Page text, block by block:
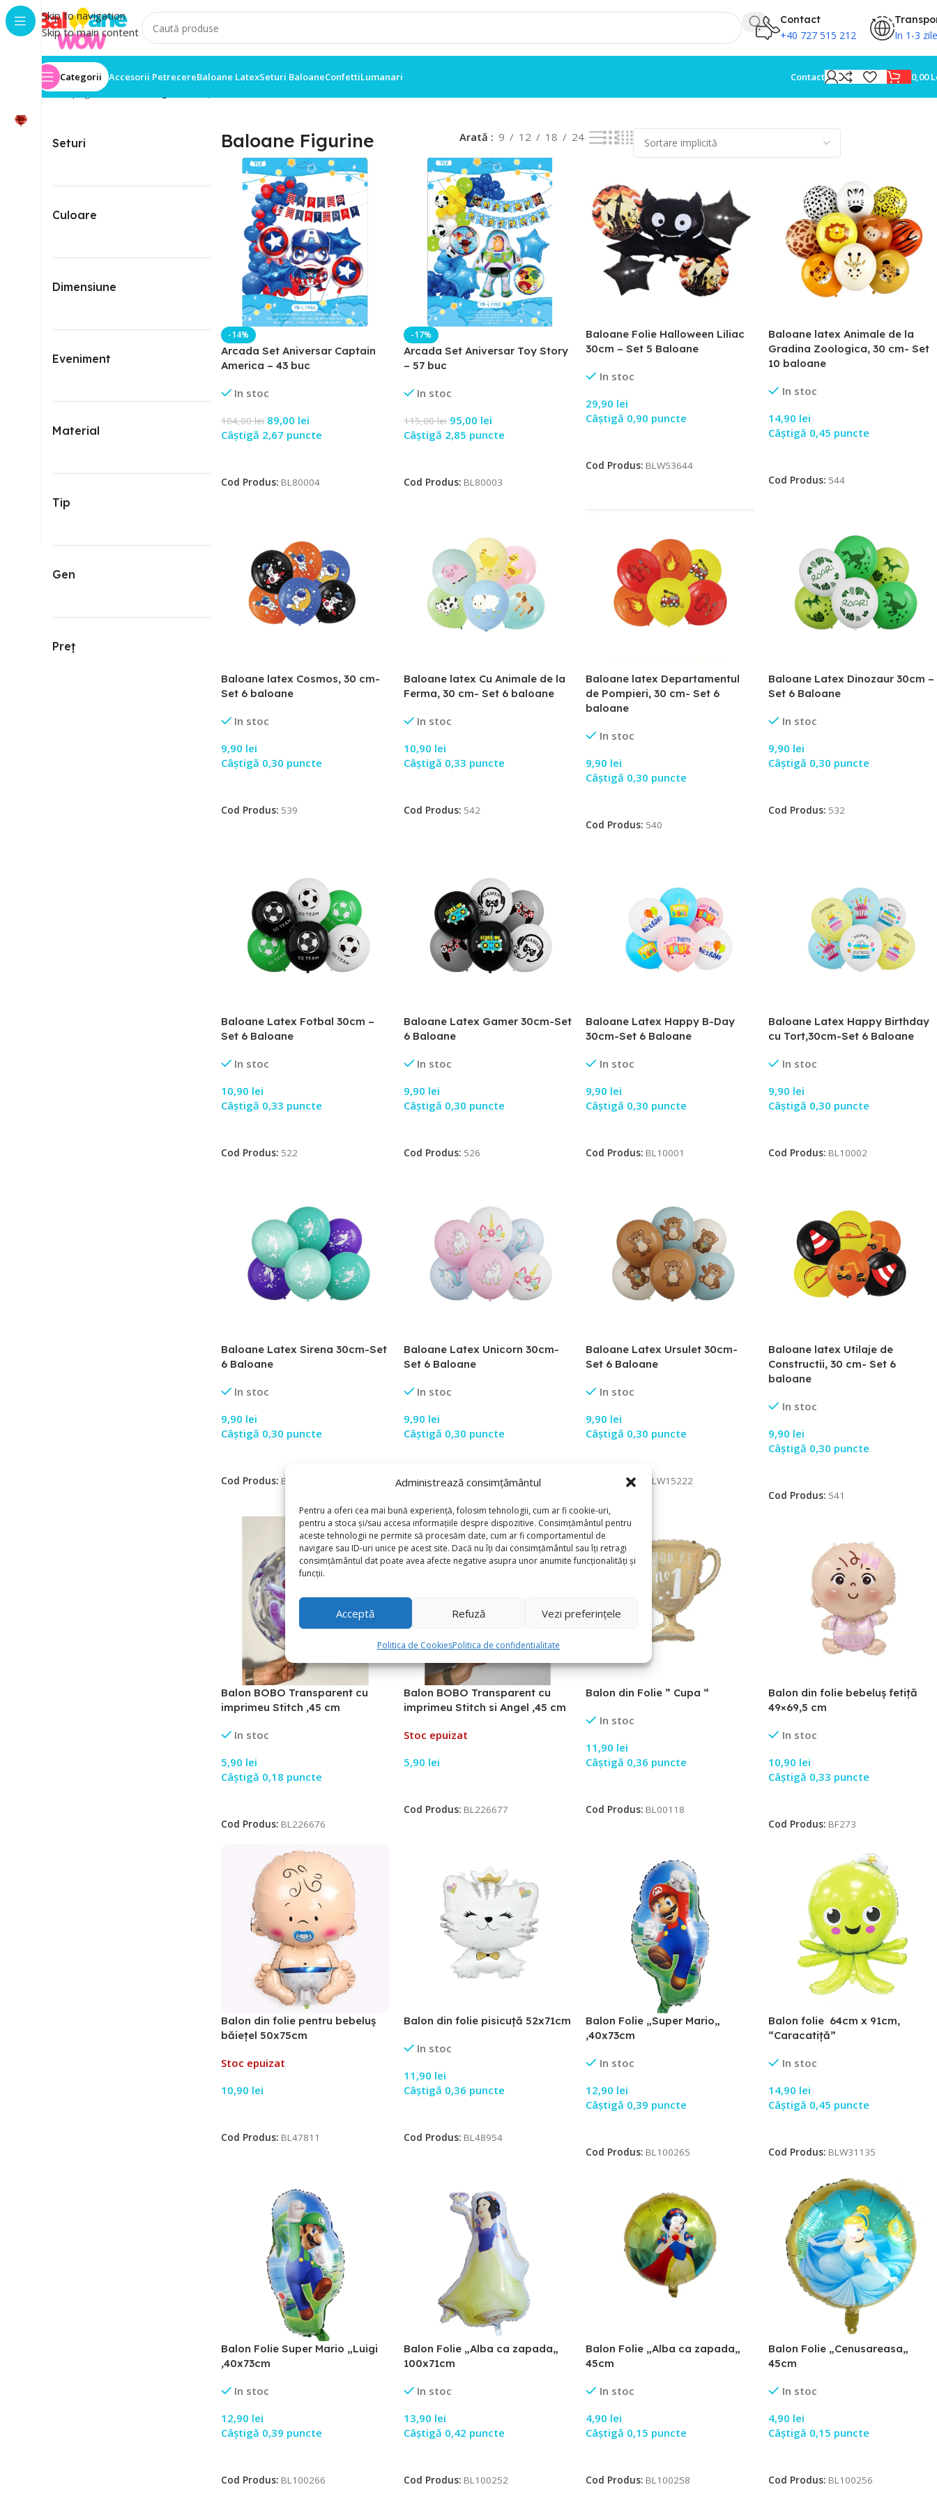
Administrează consimțământul
Pentru a oferi cea mai bună experiență, folosim tehnologii, cum ar fi cookie-uri,
pentru a stoca și/sau accesa informațiile despre dispozitive. Consimțământul pentru
aceste tehnologii ne permite să procesăm date, cum ar fi comportamentul de
navigare sau ID-uri unice pe acest site. Dacă nu îți dai consimțământul sau îți retragi
consimțământul dat poate avea afecte negative asupra unor anumite funcționalități și
funcții.
Acceptă Refuză Vezi preferințele
Politica de CookiesPolitica de confidentialitate
Skip to navigation
Skip to main content
Contact
+40 727 515 212 In 1-3 zile
Categorii Accesorii PetrecereBaloane LatexSeturi BaloaneConfettiLumanari Contact 0,00
Prima pagină/
Seturi
Culoare
Dimensiune
Eveniment
Material
Tip
Gen
Preț
Baloane Figurine Arată 9 12 18 24
-14%
Arcada Set Aniversar Captain
America – 43 buc
In stoc
104,00lei 89,00 lei
Câștigă 2,67 puncte
Cod Produs: BL80004
-17%
Arcada Set Aniversar Toy Story
– 57 buc
In stoc
115,00lei 95,00 lei
Câștigă 2,85 puncte
Cod Produs: BL80003
Baloane Folie Halloween Liliac
30cm – Set 5 Baloane
In stoc
29,90 lei
Câștigă 0,90 puncte
Cod Produs: BLW53644
Baloane latex Animale de la
Gradina Zoologica, 30 cm- Set
10 baloane
In stoc
14,90 lei
Câștigă 0,45 puncte
Cod Produs: 544
Baloane latex Cosmos, 30 cm-
Set 6 baloane
In stoc
9,90 lei
Câștigă 0,30 puncte
Cod Produs: 539
Baloane latex Cu Animale de la
Ferma, 30 cm- Set 6 baloane
In stoc
10,90 lei
Câștigă 0,33 puncte
Cod Produs: 542
Baloane latex Departamentul
de Pompieri, 30 cm- Set 6
baloane
In stoc
9,90 lei
Câștigă 0,30 puncte
Cod Produs: 540
Baloane Latex Dinozaur 30cm –
Set 6 Baloane
In stoc
9,90 lei
Câștigă 0,30 puncte
Cod Produs: 532
Baloane Latex Fotbal 30cm –
Set 6 Baloane
In stoc
10,90 lei
Câștigă 0,33 puncte
Cod Produs: 522
Baloane Latex Gamer 30cm-Set
6 Baloane
In stoc
9,90 lei
Câștigă 0,30 puncte
Cod Produs: 526
Baloane Latex Happy B-Day
30cm-Set 6 Baloane
In stoc
9,90 lei
Câștigă 0,30 puncte
Cod Produs: BL10001
Baloane Latex Happy Birthday
cu Tort,30cm-Set 6 Baloane
In stoc
9,90 lei
Câștigă 0,30 puncte
Cod Produs: BL10002
Baloane Latex Sirena 30cm-Set
6 Baloane
In stoc
9,90 lei
Câștigă 0,30 puncte
Cod Produs: BL54369
Baloane Latex Unicorn 30cm-
Set 6 Baloane
In stoc
9,90 lei
Câștigă 0,30 puncte
Cod Produs:BLW49317
Baloane Latex Ursulet 30cm-
Set 6 Baloane
In stoc
9,90 lei
Câștigă 0,30 puncte
Cod Produs: BLW15222
Baloane latex Utilaje de
Constructii, 30 cm- Set 6
baloane
In stoc
9,90 lei
Câștigă 0,30 puncte
Cod Produs: 541
Balon BOBO Transparent cu
imprimeu Stitch ,45 cm
In stoc
5,90 lei
Câștigă 0,18 puncte
Cod Produs: BL226676
Balon BOBO Transparent cu
imprimeu Stitch si Angel ,45 cm
Stoc epuizat
5,90 lei
Cod Produs: BL226677
Balon din Folie ” Cupa “
In stoc
11,90 lei
Câștigă 0,36 puncte
Cod Produs: BL00118
Balon din folie bebeluș fetiță
49×69,5 cm
In stoc
10,90 lei
Câștigă 0,33 puncte
Cod Produs: BF273
Balon din folie pentru bebeluș
băiețel 50x75cm
Stoc epuizat
10,90 lei
Cod Produs: BL47811
Balon din folie pisicuță 52x71cm
In stoc
11,90 lei
Câștigă 0,36 puncte
Cod Produs: BL48954
Balon Folie „Super Mario„
,40x73cm
In stoc
12,90 lei
Câștigă 0,39 puncte
Cod Produs: BL100265
Balon folie 64cm x 91cm,
“Caracatiță”
In stoc
14,90 lei
Câștigă 0,45 puncte
Cod Produs: BLW31135
Balon Folie Super Mario „Luigi
,40x73cm
In stoc
12,90 lei
Câștigă 0,39 puncte
Cod Produs: BL100266
Balon Folie „Alba ca zapada„
100x71cm
In stoc
13,90 lei
Câștigă 0,42 puncte
Cod Produs: BL100252
Balon Folie „Alba ca zapada„
45cm
In stoc
4,90 lei
Câștigă 0,15 puncte
Cod Produs: BL100258
Balon Folie „Cenusareasa„
45cm
In stoc
4,90 lei
Câștigă 0,15 puncte
Cod Produs: BL100256